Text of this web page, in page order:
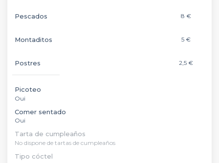
Pescados 8 €
Montaditos 5 €
Postres 2,5 €
Picoteo
Oui
Comer sentado
Oui
Tarta de cumpleaños
No dispone de tartas de cumpleaños
Tipo cóctel